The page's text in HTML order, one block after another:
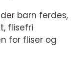
barn ferdes,
flisefri
for fliser og